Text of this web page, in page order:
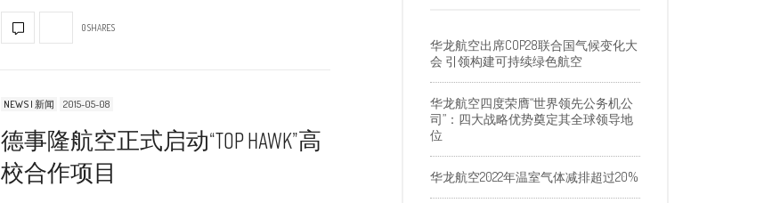
0 SHARES
NEWS | 新闻 2015-05-08
德事隆航空正式启动“Top Hawk”高
校合作项目
华龙航空出席COP28联合国气候变化大
会 引领构建可持续绿色航空
华龙航空四度荣膺“世界领先公务机公
司”：四大战略优势奠定其全球领导地
位
华龙航空2022年温室气体减排超过20%